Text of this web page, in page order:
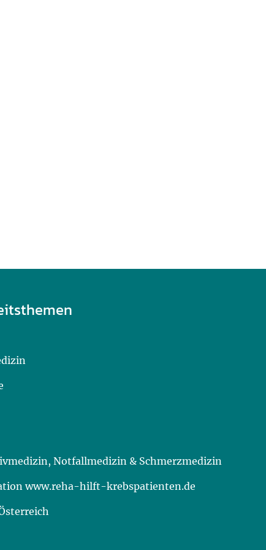
Notfallmedizin & Schmerzmedizin
www.reha-hilft-krebspatienten.de